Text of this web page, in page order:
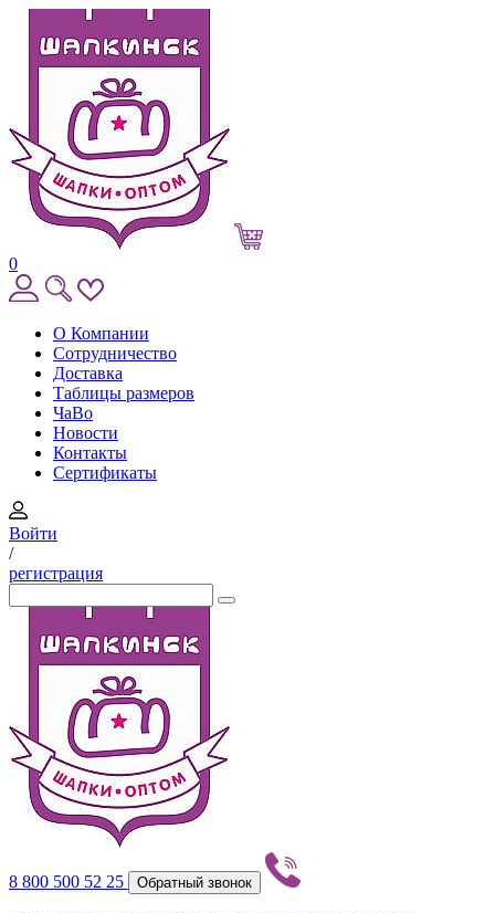
0
О Компании
Сотрудничество
Доставка
Таблицы размеров
ЧаВо
Новости
Контакты
Сертификаты
Войти
/
регистрация
8 800 500 52 25 Обратный звонок